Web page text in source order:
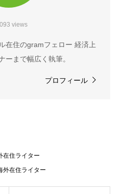
views
在住のgramフェロー 経済上
ーまで幅広く執筆。
プロフィール
在住ライター
外在住ライター